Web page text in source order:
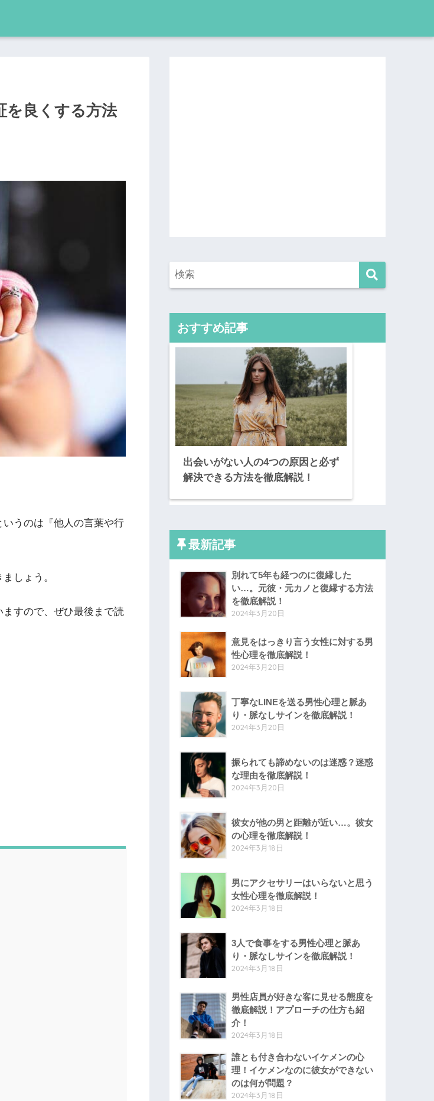
を良くする方法
うのは『他人の言葉や行
しょう。
すので、ぜひ最後まで読
おすすめ記事
出会いがない人の4つの原因と必ず
解決できる方法を徹底解説！
最新記事
別れて5年も経つのに復縁した
い…。元彼・元カノと復縁する方法
を徹底解説！
2024年3月20日
意見をはっきり言う女性に対する男
性心理を徹底解説！
2024年3月20日
丁寧なLINEを送る男性心理と脈あ
り・脈なしサインを徹底解説！
2024年3月20日
振られても諦めないのは迷惑？迷惑
な理由を徹底解説！
2024年3月20日
彼女が他の男と距離が近い…。彼女
の心理を徹底解説！
2024年3月18日
男にアクセサリーはいらないと思う
女性心理を徹底解説！
2024年3月18日
3人で食事をする男性心理と脈あ
り・脈なしサインを徹底解説！
2024年3月18日
男性店員が好きな客に見せる態度を
徹底解説！アプローチの仕方も紹
介！
2024年3月18日
誰とも付き合わないイケメンの心
理！イケメンなのに彼女ができない
のは何が問題？
2024年3月18日